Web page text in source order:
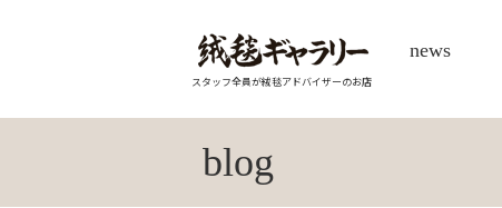
スタッフ全員が絨毯アドバイザーのお店
news
blog